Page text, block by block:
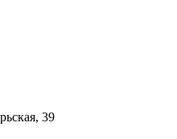
39